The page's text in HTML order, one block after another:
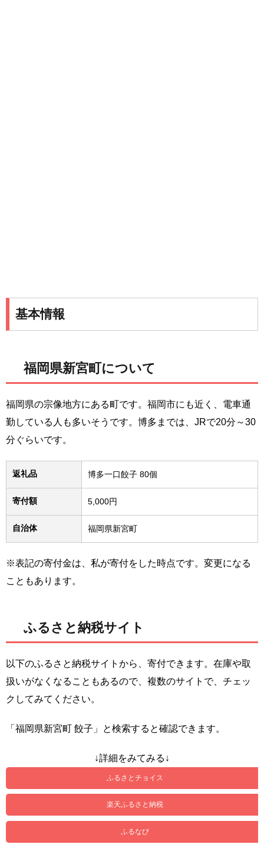
基本情報
福岡県新宮町について
福岡県の宗像地方にある町です。福岡市にも近く、電車通
勤している人も多いそうです。博多までは、JRで20分～30
分ぐらいです。
返礼品 博多一口餃子 80個
寄付額 5,000円
自治体 福岡県新宮町
※表記の寄付金は、私が寄付をした時点です。変更になる
こともあります。
ふるさと納税サイト
以下のふるさと納税サイトから、寄付できます。在庫や取
扱いがなくなることもあるので、複数のサイトで、チェッ
クしてみてください。
「福岡県新宮町 餃子」と検索すると確認できます。
↓詳細をみてみる↓
ふるさとチョイス
楽天ふるさと納税
ふるなび